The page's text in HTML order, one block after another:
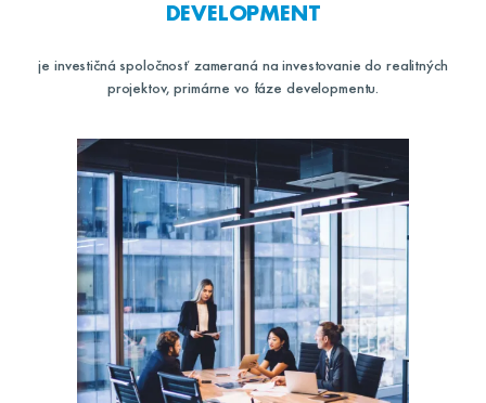
DEVELOPMENT
je investičná spoločnosť zameraná na investovanie do realitných
projektov, primárne vo fáze developmentu.